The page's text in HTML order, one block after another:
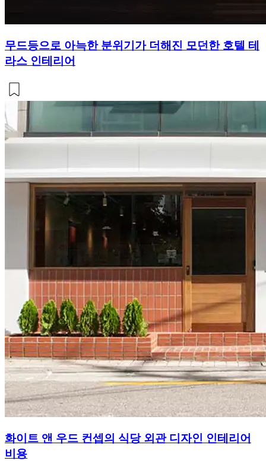
무드등으로 아늑한 분위기가 더해진 모던한 호텔 테
라스 인테리어
화이트 앤 우드 컨셉의 식당 외관 디자인 인테리어
비용